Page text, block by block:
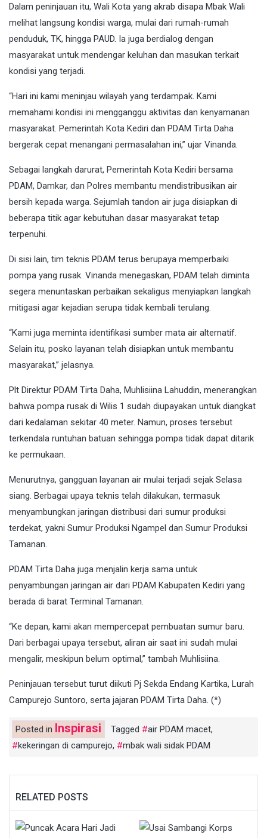
Dalam peninjauan itu, Wali Kota yang akrab disapa Mbak Wali
melihat langsung kondisi warga, mulai dari rumah-rumah
penduduk, TK, hingga PAUD. Ia juga berdialog dengan
masyarakat untuk mendengar keluhan dan masukan terkait
kondisi yang terjadi.
“Hari ini kami meninjau wilayah yang terdampak. Kami
memahami kondisi ini mengganggu aktivitas dan kenyamanan
masyarakat. Pemerintah Kota Kediri dan PDAM Tirta Daha
bergerak cepat menangani permasalahan ini,” ujar Vinanda.
Sebagai langkah darurat, Pemerintah Kota Kediri bersama
PDAM, Damkar, dan Polres membantu mendistribusikan air
bersih kepada warga. Sejumlah tandon air juga disiapkan di
beberapa titik agar kebutuhan dasar masyarakat tetap
terpenuhi.
Di sisi lain, tim teknis PDAM terus berupaya memperbaiki
pompa yang rusak. Vinanda menegaskan, PDAM telah diminta
segera menuntaskan perbaikan sekaligus menyiapkan langkah
mitigasi agar kejadian serupa tidak kembali terulang.
“Kami juga meminta identifikasi sumber mata air alternatif.
Selain itu, posko layanan telah disiapkan untuk membantu
masyarakat,” jelasnya.
Plt Direktur PDAM Tirta Daha, Muhlisiina Lahuddin, menerangkan
bahwa pompa rusak di Wilis 1 sudah diupayakan untuk diangkat
dari kedalaman sekitar 40 meter. Namun, proses tersebut
terkendala runtuhan batuan sehingga pompa tidak dapat ditarik
ke permukaan.
Menurutnya, gangguan layanan air mulai terjadi sejak Selasa
siang. Berbagai upaya teknis telah dilakukan, termasuk
menyambungkan jaringan distribusi dari sumur produksi
terdekat, yakni Sumur Produksi Ngampel dan Sumur Produksi
Tamanan.
PDAM Tirta Daha juga menjalin kerja sama untuk
penyambungan jaringan air dari PDAM Kabupaten Kediri yang
berada di barat Terminal Tamanan.
“Ke depan, kami akan mempercepat pembuatan sumur baru.
Dari berbagai upaya tersebut, aliran air saat ini sudah mulai
mengalir, meskipun belum optimal,” tambah Muhlisiina.
Peninjauan tersebut turut diikuti Pj Sekda Endang Kartika, Lurah
Campurejo Suntoro, serta jajaran PDAM Tirta Daha. (*)
Posted in Inspirasi Tagged air PDAM macet,
kekeringan di campurejo, mbak wali sidak PDAM
RELATED POSTS